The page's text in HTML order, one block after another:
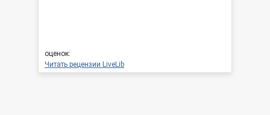
оценок:
Читать рецензии LiveLib